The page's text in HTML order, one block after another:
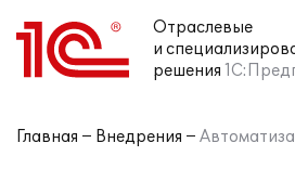
Отраслевые
и
решения
Главная Внедрения